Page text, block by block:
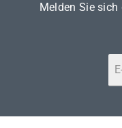
Melden Sie